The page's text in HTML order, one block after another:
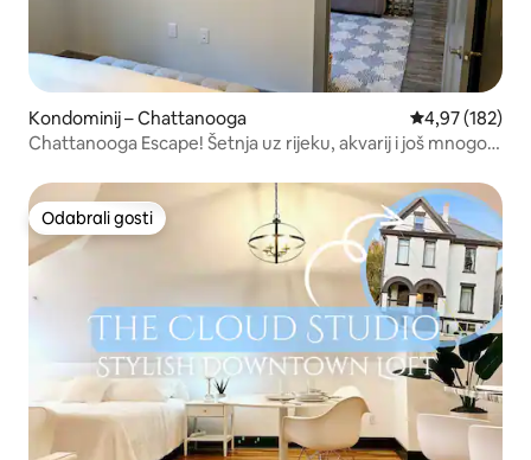
Kondominij – Chattanooga Prosječna
4,97 (182)
Chattanooga Escape! Šetnja uz rijeku, akvarij i još mnogo
Odabrali gosti
Odabrali gosti